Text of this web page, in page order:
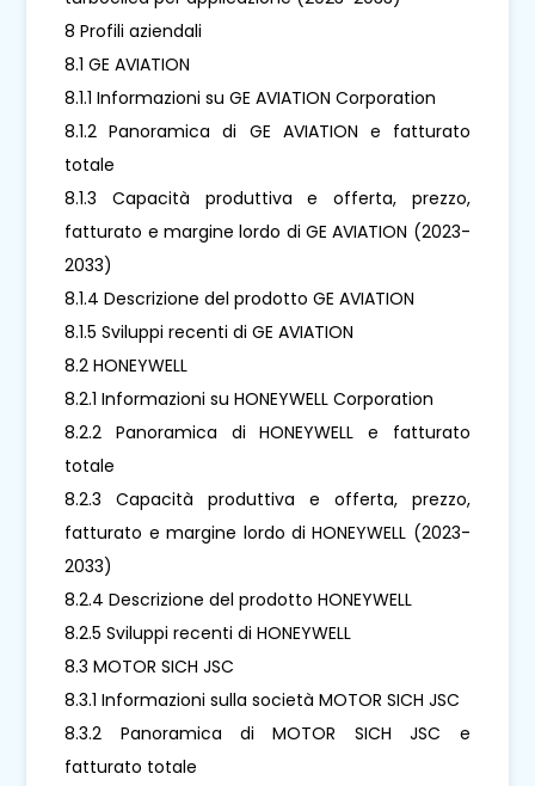
8 Profili aziendali
8.1 GE AVIATION
8.1.1 Informazioni su GE AVIATION Corporation
8.1.2 Panoramica di GE AVIATION e fatturato
totale
8.1.3 Capacità produttiva e offerta, prezzo,
fatturato e margine lordo di GE AVIATION (2023-
2033)
8.1.4 Descrizione del prodotto GE AVIATION
8.1.5 Sviluppi recenti di GE AVIATION
8.2 HONEYWELL
8.2.1 Informazioni su HONEYWELL Corporation
8.2.2 Panoramica di HONEYWELL e fatturato
totale
8.2.3 Capacità produttiva e offerta, prezzo,
fatturato e margine lordo di HONEYWELL (2023-
2033)
8.2.4 Descrizione del prodotto HONEYWELL
8.2.5 Sviluppi recenti di HONEYWELL
8.3 MOTOR SICH JSC
8.3.1 Informazioni sulla società MOTOR SICH JSC
8.3.2 Panoramica di MOTOR SICH JSC e
fatturato totale